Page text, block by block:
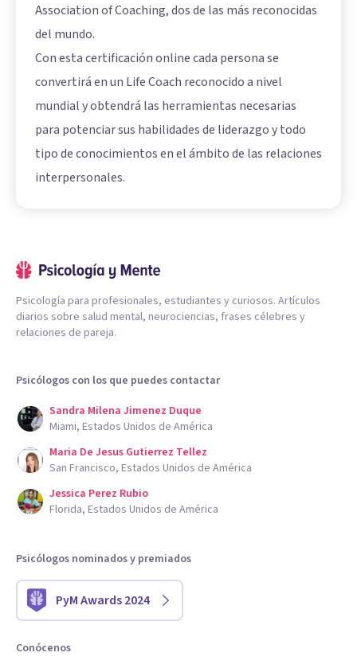
Association of Coaching, dos de las más reconocidas
del mundo.
Con esta certificación online cada persona se
convertirá en un Life Coach reconocido a nivel
mundial y obtendrá las herramientas necesarias
para potenciar sus habilidades de liderazgo y todo
tipo de conocimientos en el ámbito de las relaciones
interpersonales.
Psicología para profesionales, estudiantes y curiosos. Artículos
diarios sobre salud mental, neurociencias, frases célebres y
relaciones de pareja.
Psicólogos con los que puedes contactar
Sandra Milena Jimenez Duque
Miami, Estados Unidos de América
Maria De Jesus Gutierrez Tellez
San Francisco, Estados Unidos de América
Jessica Perez Rubio
Florida, Estados Unidos de América
Psicólogos nominados y premiados
PyM Awards 2024
Conócenos